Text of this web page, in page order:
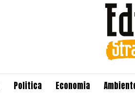
Politica Economia